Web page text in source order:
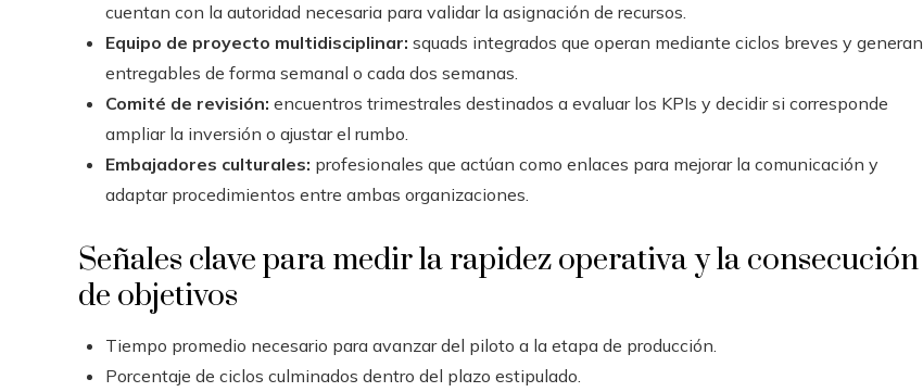
cuentan con la autoridad necesaria para validar la asignación de recursos.
Equipo de proyecto multidisciplinar: squads integrados que operan mediante ciclos breves y generan
entregables de forma semanal o cada dos semanas.
Comité de revisión: encuentros trimestrales destinados a evaluar los KPIs y decidir si corresponde
ampliar la inversión o ajustar el rumbo.
Embajadores culturales: profesionales que actúan como enlaces para mejorar la comunicación y
adaptar procedimientos entre ambas organizaciones.
Señales clave para medir la rapidez operativa y la consecución
de objetivos
Tiempo promedio necesario para avanzar del piloto a la etapa de producción.
Porcentaje de ciclos culminados dentro del plazo estipulado.